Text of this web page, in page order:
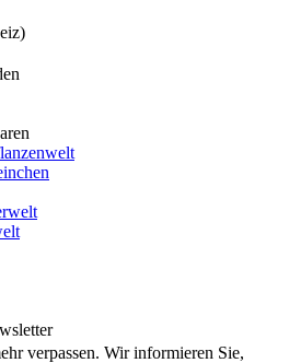
verpassen. Wir informieren Sie,